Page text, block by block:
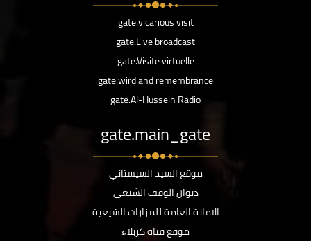
gate.vicarious visit
gate.Live broadcast
gate.Visite virtuelle
gate.wird and remembrance
gate.Al-Hussein Radio
gate.main_gate
موقع السيد السيستاني
ديوان الوقف الشيعي
الامانة العامة للمزارات الشيعية
موقع قناة كربلاء